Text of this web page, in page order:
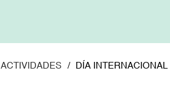
ACTIVIDADES DÍA